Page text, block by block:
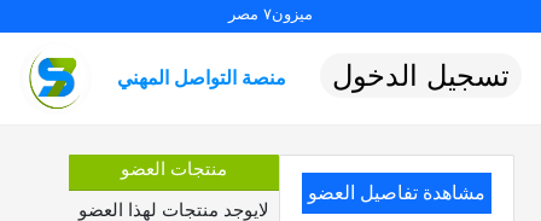
ميزون٧ مصر
منصة التواصل المهني تسجيل الدخول
مشاهدة تفاصيل العضو
منتجات العضو
لايوجد منتجات لهذا العضو